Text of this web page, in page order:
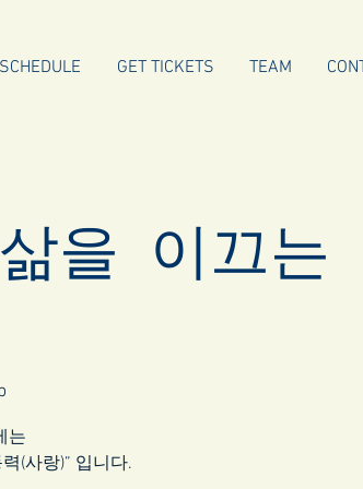
SCHEDULE GET TICKETS TEAM
을 이끄는
는
(사랑)” 입니다.